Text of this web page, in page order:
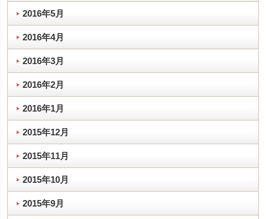
2016年5月
2016年4月
2016年3月
2016年2月
2016年1月
2015年12月
2015年11月
2015年10月
2015年9月